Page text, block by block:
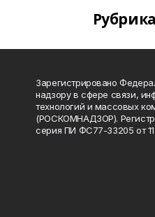
Зарегистрировано
надзору в сфере связи,
технологий и массовых
(РОСКОМНАДЗОР).
серия ПИ ФС77-33205 от 11